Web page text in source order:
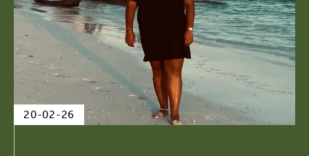
20-02-26